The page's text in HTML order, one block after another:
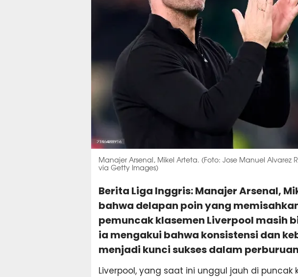
Manajer Arsenal, Mikel Arteta. (Foto: Jose Manuel Alvarez
via Getty Images)
Berita Liga Inggris: Manajer Arsenal,
bahwa delapan poin yang
pemuncak klasemen Liverpool masih
ia mengakui bahwa konsistensi dan
menjadi kunci sukses dalam
Liverpool, yang saat ini unggul jauh di puncak